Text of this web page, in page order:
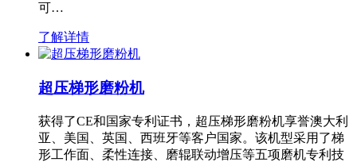
可…
了解详情
超压梯形磨粉机
获得了CE和国家专利证书，超压梯形磨粉机享誉澳大利
亚、美国、英国、西班牙等客户国家。该机型采用了梯
形工作面、柔性连接、磨辊联动增压等五项磨机专利技